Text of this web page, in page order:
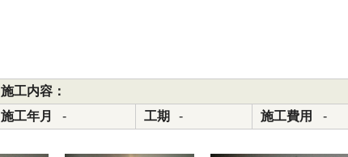
施工内容：
施工年月
- 工期 - 施工費用 -